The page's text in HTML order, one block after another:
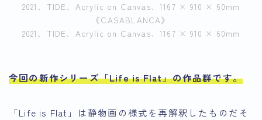
2021、TIDE、Acrylic on Canvas、1167 × 910 × 60mm
《CASABLANCA》
2021、TIDE、Acrylic on Canvas、1167 × 910 × 60mm
今回の新作シリーズ「Life is Flat」の作品群です。
「Life is Flat」は静物画の様式を再解釈したものだそ